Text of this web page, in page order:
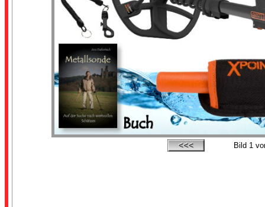
Bild 1